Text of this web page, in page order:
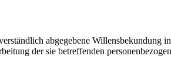
abgegebene Willensbekundung
der sie betreffenden